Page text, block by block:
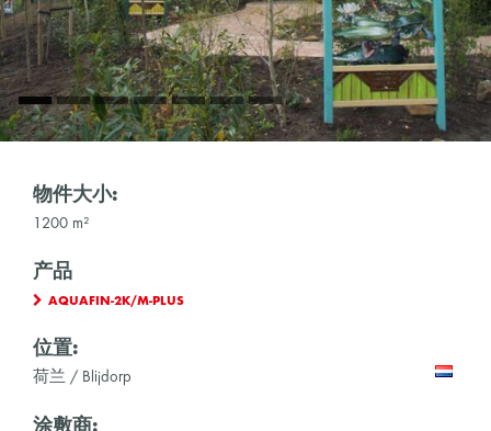
物件大小:
1200 m²
产品
AQUAFIN-2K/M-PLUS
位置:
荷兰 / Blijdorp
涂敷商: